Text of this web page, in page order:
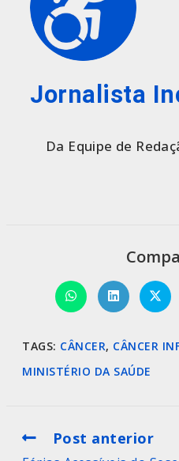
Jornalista
Da Equipe de
TAGS: CÂNCER, CÂNCER
MINISTÉRIO DA SAÚDE
Post anterior